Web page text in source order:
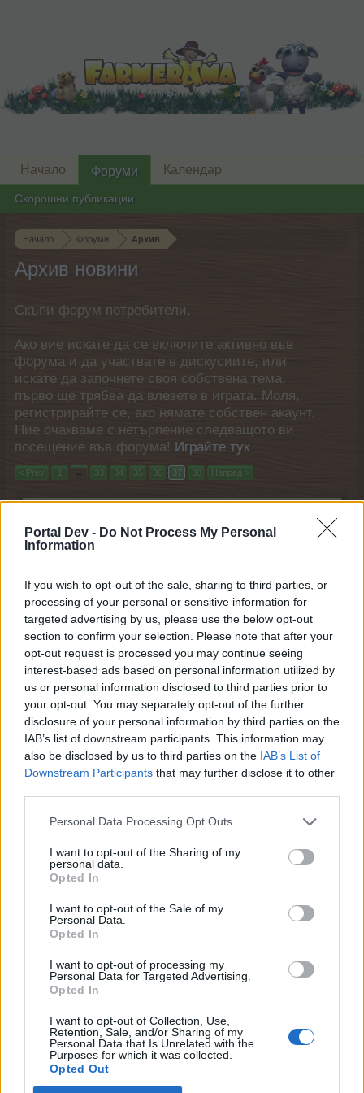
Portal Dev - Do Not Process My Personal
Information
If you wish to opt-out of the sale, sharing to third parties, or
processing of your personal or sensitive information for
targeted advertising by us, please use the below opt-out
section to confirm your selection. Please note that after your
opt-out request is processed you may continue seeing
interest-based ads based on personal information utilized by
us or personal information disclosed to third parties prior to
your opt-out. You may separately opt-out of the further
disclosure of your personal information by third parties on the
IAB’s list of downstream participants. This information may
also be disclosed by us to third parties on the IAB’s List of
Downstream Participants that may further disclose it to other
Personal Data Processing Opt Outs
I want to opt-out of the Sharing of my
personal data.
Opted In
I want to opt-out of the Sale of my
Personal Data.
Opted In
I want to opt-out of processing my
Personal Data for Targeted Advertising.
Opted In
I want to opt-out of Collection, Use,
Retention, Sale, and/or Sharing of my
Personal Data that Is Unrelated with the
Purposes for which it was collected.
Opted Out
Начало Форуми Архив
Архив новини
Скъпи форум потребители,
Ако вие искате да се включите активно във
форума и да участвате в дискусиите, или
искате да започнете своя собствена тема,
първо ще трябва да влезете в играта. Моля,
регистрирайте се, ако нямате собствен акаунт.
Ние очакваме с нетърпение следващото ви
посещение във форума! Играйте тук
< Prev 1 ← 33 34 35 36 37 38 Напред >
Заглавие
Последно
mushnu4ka
Отговори:
Събитие Денят на Св. Валентин
Отговори:
0 11.2.26
Събитие Кралицата на карнавала
Кобрелия
Отговори:
0 11.2.26
Събитие Сезон на Купидон (сезон 57)
mushnu4ka
Отговори:
0
Събитие Малки съкровища
mushnu4ka
Разследване на случай със сирене
Отговори:
1 26.2.26
Събитие Надпревара в полунощ
mushnu4ka
Отговори:
Кобрелия
Отговори:
0 12.3.26
Събитие
Отговори:
0 18.3.26
Събитие Ден на яйцата и зайчетата
Събитие Изобилие от куестове
Кобрелия
Отговори:
0
Начало Форуми
Скорошни публикации
Календар